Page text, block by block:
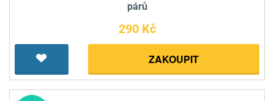
párů
290 Kč
ZAKOUPIT